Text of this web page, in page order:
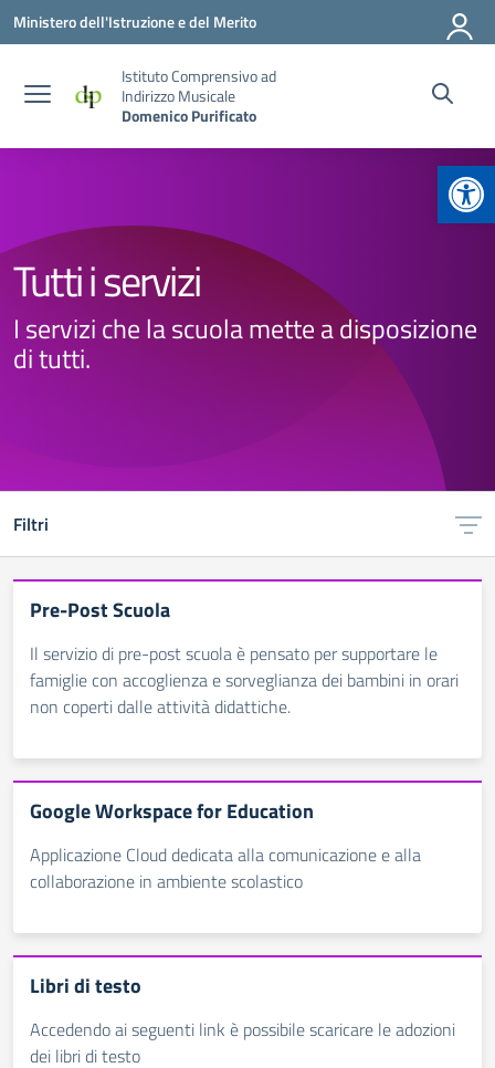
Vai ai contenuti
Vai al menu di navigazione
Vai al footer
Ministero dell'Istruzione e del Merito
Istituto Comprensivo ad
Indirizzo Musicale
Domenico Purificato
Tutti i servizi
I servizi che la scuola mette a disposizione
di tutti.
Filtri
Pre-Post Scuola
Il servizio di pre-post scuola è pensato per supportare le
famiglie con accoglienza e sorveglianza dei bambini in orari
non coperti dalle attività didattiche.
Google Workspace for Education
Applicazione Cloud dedicata alla comunicazione e alla
collaborazione in ambiente scolastico
Libri di testo
Accedendo ai seguenti link è possibile scaricare le adozioni
dei libri di testo